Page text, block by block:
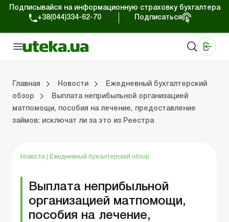
Подписывайся на информационную страховку бухгалтера
+38(044)334-62-70
Подписаться
Главная Новости
Ежедневный бухгалтерский
обзор
Выплата неприбыльной организацией
матпомощи, пособия на лечение, предоставление
займов: исключат ли за это из Реестра
Новости Ежедневный бухгалтерский обзор
Выплата неприбыльной
организацией матпомощи,
пособия на лечение,